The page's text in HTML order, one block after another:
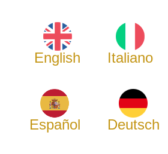
English Italiano
Español Deutsch